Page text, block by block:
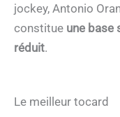
jockey, Antonio
constitue une base
réduit.
Le meilleur tocard